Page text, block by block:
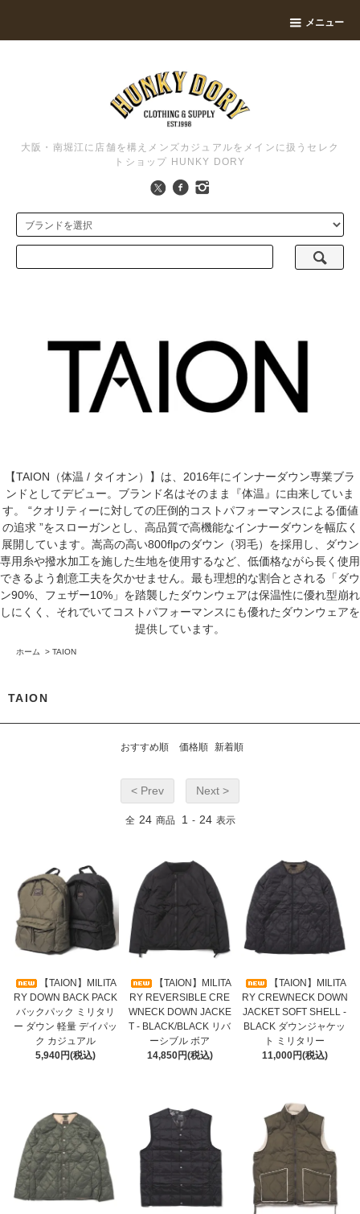
メニュー
大阪・南堀江に店舗を構えメンズカジュアルをメインに扱うセレク
トショップ HUNKY DORY
【TAION（体温 / タイオン）】は、2016年にインナーダウン専業ブラ
ンドとしてデビュー。ブランド名はそのまま『体温』に由来していま
す。 “クオリティーに対しての圧倒的コストパフォーマンスによる価値
の追求 ”をスローガンとし、高品質で高機能なインナーダウンを幅広く
展開しています。嵩高の高い800flpのダウン（羽毛）を採用し、ダウン
専用糸や撥水加工を施した生地を使用するなど、低価格ながら長く使用
できるよう創意工夫を欠かせません。最も理想的な割合とされる「ダウ
ン90%、フェザー10%」を踏襲したダウンウェアは保温性に優れ型崩れ
しにくく、それでいてコストパフォーマンスにも優れたダウンウェアを
提供しています。
ホーム > TAION
TAION
おすすめ順 価格順 新着順
< Prev Next >
全 24 商品 1 - 24 表示
【TAION】MILITA
RY DOWN BACK PACK
バックパック ミリタリ
ー ダウン 軽量 デイパッ
ク カジュアル
5,940円(税込)
【TAION】MILITA
RY REVERSIBLE CRE
WNECK DOWN JACKE
T - BLACK/BLACK リバ
ーシブル ボア
14,850円(税込)
【TAION】MILITA
RY CREWNECK DOWN
JACKET SOFT SHELL -
BLACK ダウンジャケッ
ト ミリタリー
11,000円(税込)